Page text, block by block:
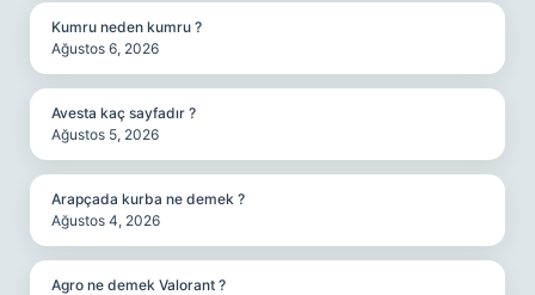
Kumru neden kumru ?
Ağustos 6, 2026
Avesta kaç sayfadır ?
Ağustos 5, 2026
Arapçada kurba ne demek ?
Ağustos 4, 2026
Agro ne demek Valorant ?